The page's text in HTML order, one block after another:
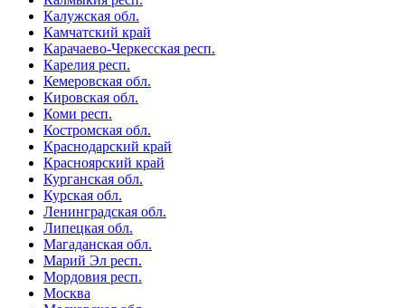
Калужская обл.
Камчатский край
Карачаево-Черкесская респ.
Карелия респ.
Кемеровская обл.
Кировская обл.
Коми респ.
Костромская обл.
Краснодарский край
Красноярский край
Курганская обл.
Курская обл.
Ленинградская обл.
Липецкая обл.
Магаданская обл.
Марий Эл респ.
Мордовия респ.
Москва